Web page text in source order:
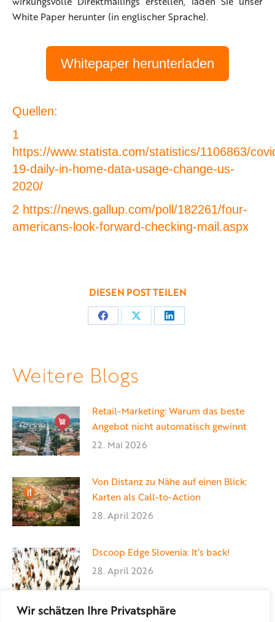
Wir schätzen Ihre Privatsphäre
White Paper herunter (in englischer Sprache).
Whitepaper herunterladen
Quellen:
1
https://www.statista.com/statistics/1106863/
19-daily-in-home-data-usage-change-us-
2020/
2 https://news.gallup.com/poll/182261/four-
americans-look-forward-checking-mail.aspx
DIESEN POST TEILEN
Teilen Teilen Teilen
Weitere Blogs
Retail-Marketing: Warum das beste
Angebot nicht automatisch gewinnt
22. Mai 2026
Von Distanz zu Nähe auf einen Blick:
Karten als Call-to-Action
28. April 2026
Dscoop Edge Slovenia: It’s back!
28. April 2026